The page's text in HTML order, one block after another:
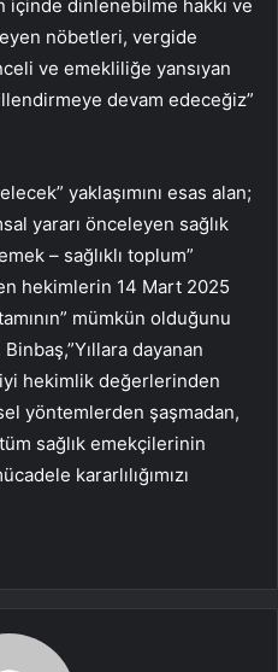
içinde dinlenebilme hakkı ve
nöbetleri, vergide
ve emekliliğe yansıyan
devam edeceğiz”
yaklaşımını esas alan;
yararı önceleyen sağlık
– sağlıklı toplum”
hekimlerin 14 Mart 2025
mümkün olduğunu
dayanan
hekimlik değerlerinden
yöntemlerden şaşmadan,
sağlık emekçilerinin
kararlılığımızı